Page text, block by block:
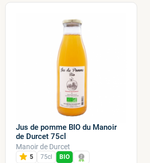
Jus de pomme BIO du Manoir
de Durcet 75cl
Manoir de Durcet
5 75cl BIO